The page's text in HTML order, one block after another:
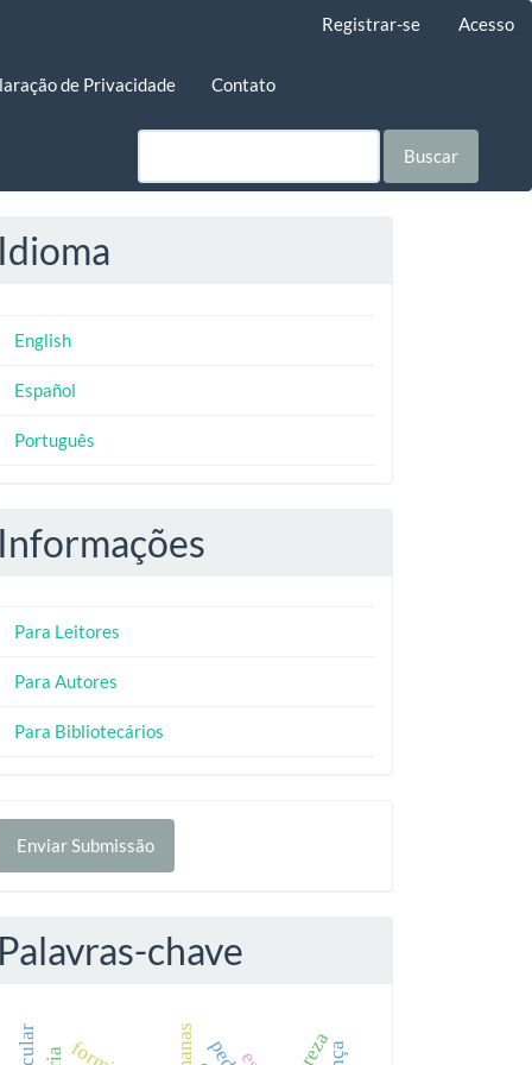
Registrar-se Acesso
de Privacidade Contato
Buscar
Idioma
English
Español
Português
Informações
Para Leitores
Para Autores
Para Bibliotecários
Enviar Submissão
Palavras-chave